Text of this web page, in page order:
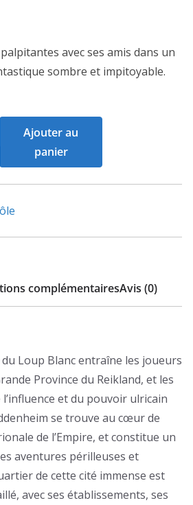
avec ses amis dans un
sombre et impitoyable.
Ajouter au
panier
complémentairesAvis (0)
Loup Blanc entraîne les joueurs
Province du Reikland, et les
et du pouvoir ulricain
se trouve au cœur de
de l’Empire, et constitue un
aventures périlleuses et
de cette cité immense est
avec ses établissements, ses